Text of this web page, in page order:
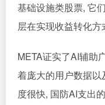
基础设施类股票, 它
层在实现收益转化方
META证实了AI辅助
着庞大的用户数据
度很快, 国防AI支出